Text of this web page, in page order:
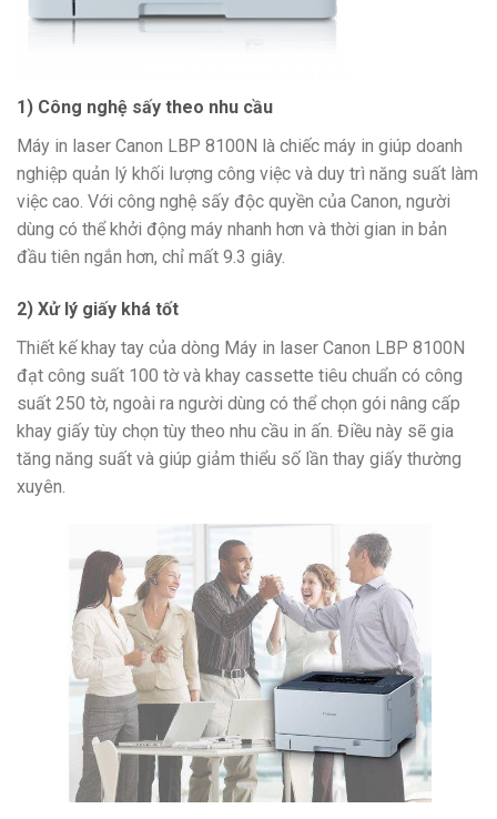
1) Công nghệ sấy theo nhu cầu
Máy in laser Canon LBP 8100N là chiếc máy in giúp doanh
nghiệp quản lý khối lượng công việc và duy trì năng suất làm
việc cao. Với công nghệ sấy độc quyền của Canon, người
dùng có thể khởi động máy nhanh hơn và thời gian in bản
đầu tiên ngắn hơn, chỉ mất 9.3 giây.
2) Xử lý giấy khá tốt
Thiết kế khay tay của dòng Máy in laser Canon LBP 8100N
đạt công suất 100 tờ và khay cassette tiêu chuẩn có công
suất 250 tờ, ngoài ra người dùng có thể chọn gói nâng cấp
khay giấy tùy chọn tùy theo nhu cầu in ấn. Điều này sẽ gia
tăng năng suất và giúp giảm thiểu số lần thay giấy thường
xuyên.